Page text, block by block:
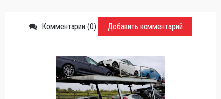
Комментарии (0) Добавить комментарий